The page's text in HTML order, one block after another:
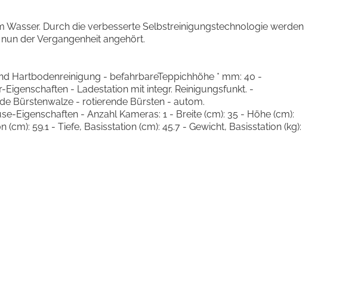
Wasser. Durch die verbesserte Selbstreinigungstechnologie werden
der Vergangenheit angehört.
Hartbodenreinigung - befahrbareTeppichhöhe * mm: 40 -
- Ladestation mit integr. Reinigungsfunkt. -
Bürstenwalze - rotierende Bürsten - autom.
Eigenschaften - Anzahl Kameras: 1 - Breite (cm): 35 - Höhe (cm):
59.1 - Tiefe, Basisstation (cm): 45.7 - Gewicht, Basisstation (kg):